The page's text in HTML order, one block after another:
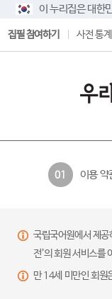
이 누리집은 대한
집필 참여하기 사전 통계
01 이용 약
국립국어원에서 제공
전’의 회원 서비스를
만 14세 미만인 회원